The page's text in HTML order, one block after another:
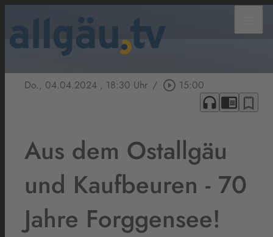
Do., 04.04.2024 , 18:30 Uhr / play_circle_outline 15:00
headphones chrome_reader_mode bookmark_border
Aus dem Ostallgäu
und Kaufbeuren - 70
Jahre Forggensee!